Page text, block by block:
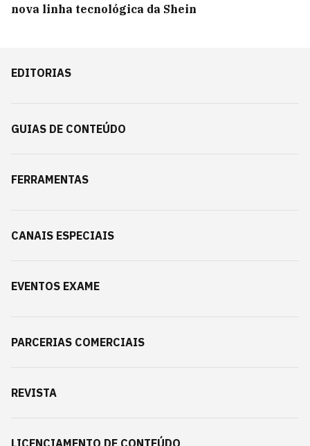
nova linha tecnológica da Shein
EDITORIAS
GUIAS DE CONTEÚDO
FERRAMENTAS
CANAIS ESPECIAIS
EVENTOS EXAME
PARCERIAS COMERCIAIS
REVISTA
LICENCIAMENTO DE CONTEÚDO